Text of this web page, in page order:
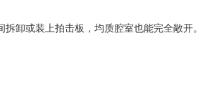
卸或装上拍击板，均质腔室也能完全敞开。